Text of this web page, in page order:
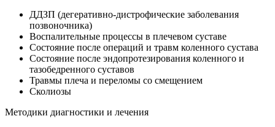
ДДЗП (дегеративно-дистрофические заболевания
позвоночника)
Воспалительные процессы в плечевом суставе
Состояние после операций и травм коленного сустава
Состояние после эндопротезирования коленного и
тазобедренного суставов
Травмы плеча и переломы со смещением
Сколиозы
Методики диагностики и лечения